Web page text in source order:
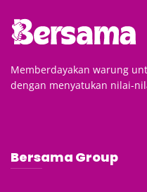
Memberdayakan warung
dengan menyatukan nilai-
Bersama Group